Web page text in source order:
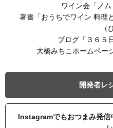
ワイン会「ノム
著書「おうちでワイン 料理
（
ブログ「３６５
大橋みちこホームペー
開発者レ
Instagramでもおつまみ発